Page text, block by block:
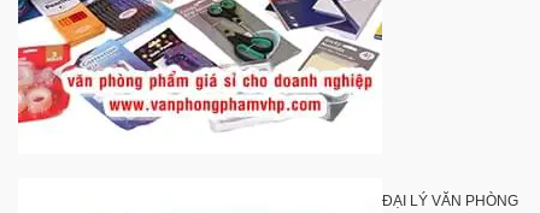
ĐẠI LÝ VĂN PHÒNG